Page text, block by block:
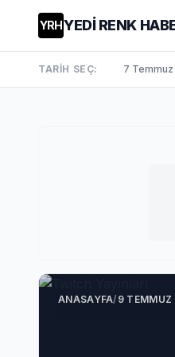
YRHYEDİ RENK
TARİH SEÇ: 7
ANASAYFA/9